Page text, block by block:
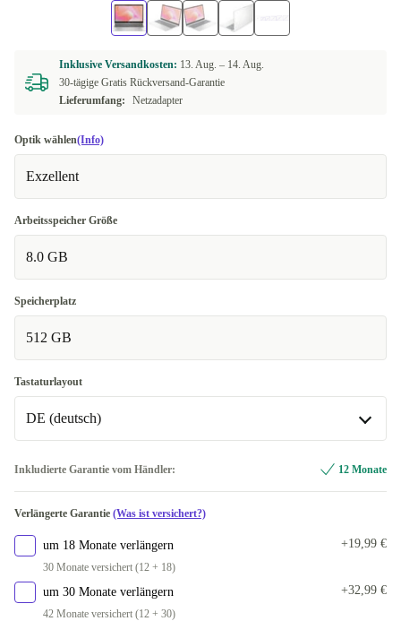
Inklusive Versandkosten: 13. Aug. – 14. Aug.
30-tägige Gratis Rückversand-Garantie
Lieferumfang:
Netzadapter
Optik wählen(Info)
Exzellent
Arbeitsspeicher Größe
8.0 GB
Speicherplatz
512 GB
Tastaturlayout
DE (deutsch)
DE (deutsch)
ES (spanisch)
Inkludierte Garantie vom Händler: 12 Monate
Verlängerte Garantie (Was ist versichert?)
um 18 Monate verlängern
30 Monate versichert (12 + 18)
+19,99 €
um 30 Monate verlängern
42 Monate versichert (12 + 30)
+32,99 €